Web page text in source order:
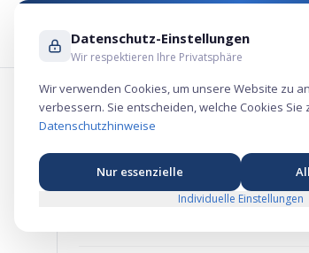
Laser Photonics Aktie –
AKTIE
Datenschutz-Einstellungen
Wir respektieren Ihre Privatsphäre
Wir verwenden Cookies, um unsere Website zu
verbessern. Sie entscheiden, welche Cookies Sie
Datenschutzhinweise
Nur essenzielle
Individuelle Einstellungen